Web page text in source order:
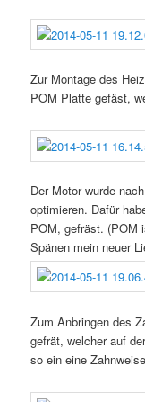
Zur Montage des
POM Platte gefäst,
Der Motor wurde
optimieren. Dafür
POM, gefräst. (POM
Spänen mein neuer
Zum Anbringen des
gefrät, welcher auf
so ein eine